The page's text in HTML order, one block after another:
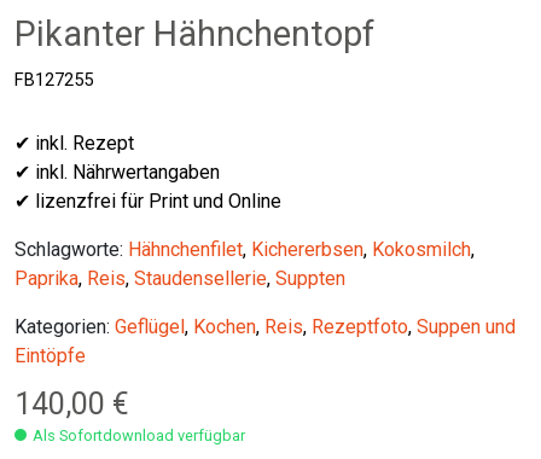
Pikanter Hähnchentopf
FB127255
✔ inkl. Rezept
✔ inkl. Nährwertangaben
✔ lizenzfrei für Print und Online
Schlagworte: Hähnchenfilet, Kichererbsen, Kokosmilch,
Paprika, Reis, Staudensellerie, Suppten
Kategorien: Geflügel , Kochen, Reis, Rezeptfoto, Suppen und
Eintöpfe
140,00 €
Als Sofortdownload verfügbar